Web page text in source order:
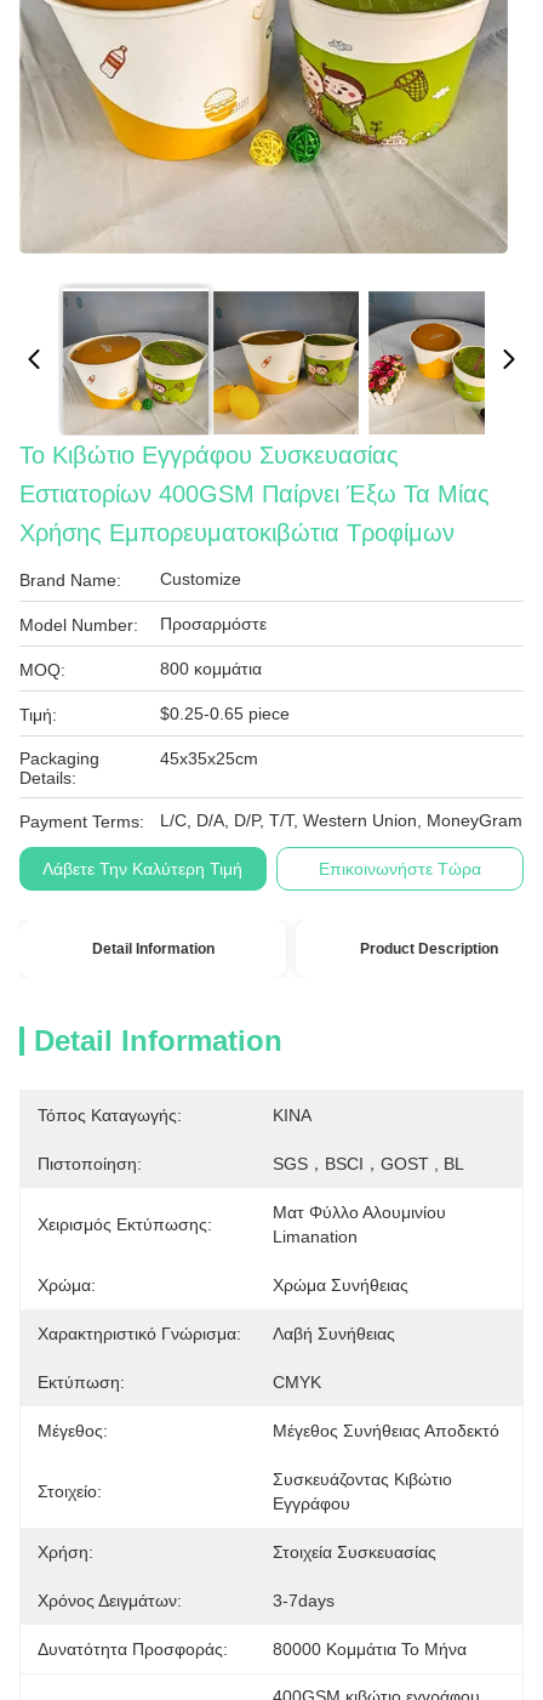
Το Κιβώτιο Εγγράφου Συσκευασίας
Εστιατορίων 400GSM Παίρνει Έξω Τα Μίας
Χρήσης Εμπορευματοκιβώτια Τροφίμων
Brand Name: Customize
Model Number: Προσαρμόστε
MOQ: 800 κομμάτια
Τιμή: $0.25-0.65 piece
Packaging
Details:
45x35x25cm
Payment Terms: L/C, D/A, D/P, T/T, Western Union, MoneyGram
Λάβετε Την Καλύτερη Τιμή Επικοινωνήστε Τώρα
Detail Information Product Description
Detail Information
Τόπος Καταγωγής: ΚΙΝΑ
Πιστοποίηση: SGS，BSCI，GOST , BL
Χειρισμός Εκτύπωσης:
Ματ Φύλλο Αλουμινίου
Limanation
Χρώμα: Χρώμα Συνήθειας
Χαρακτηριστικό Γνώρισμα: Λαβή Συνήθειας
Εκτύπωση: CMYK
Μέγεθος: Μέγεθος Συνήθειας Αποδεκτό
Στοιχείο:
Συσκευάζοντας Κιβώτιο
Εγγράφου
Χρήση: Στοιχεία Συσκευασίας
Χρόνος Δειγμάτων: 3-7days
Δυνατότητα Προσφοράς: 80000 Κομμάτια Το Μήνα